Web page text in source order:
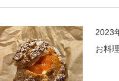
2023
お料